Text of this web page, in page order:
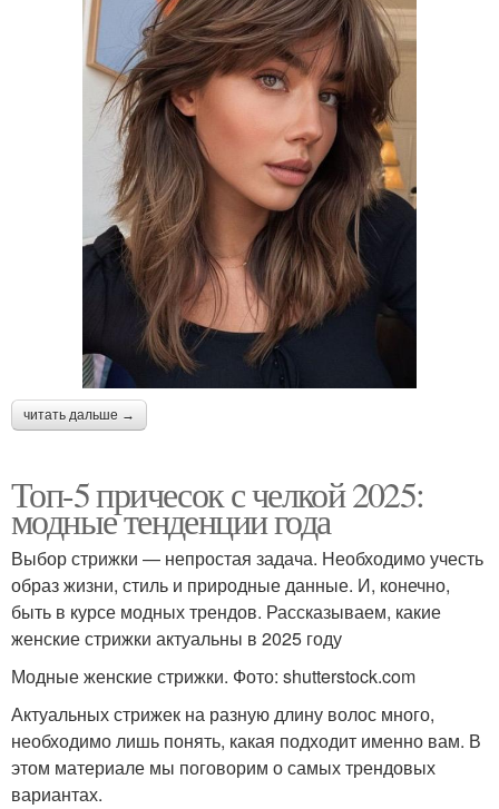
читать дальше →
Топ-5 причесок с челкой 2025:
модные тенденции года
Выбор стрижки — непростая задача. Необходимо учесть
образ жизни, стиль и природные данные. И, конечно,
быть в курсе модных трендов. Рассказываем, какие
женские стрижки актуальны в 2025 году
Модные женские стрижки. Фото: shutterstock.com
Актуальных стрижек на разную длину волос много,
необходимо лишь понять, какая подходит именно вам. В
этом материале мы поговорим о самых трендовых
вариантах.